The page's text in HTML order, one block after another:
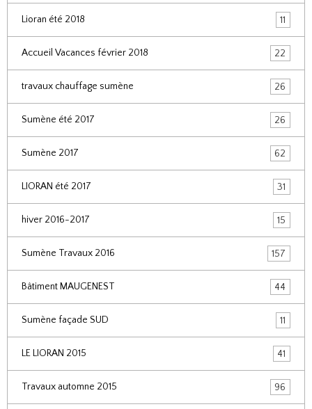
Lioran été 2018 11
Accueil Vacances février 2018 22
travaux chauffage sumène 26
Sumène été 2017 26
Sumène 2017 62
LIORAN été 2017 31
hiver 2016-2017 15
Sumène Travaux 2016 157
Bâtiment MAUGENEST 44
Sumène façade SUD 11
LE LIORAN 2015 41
Travaux automne 2015 96